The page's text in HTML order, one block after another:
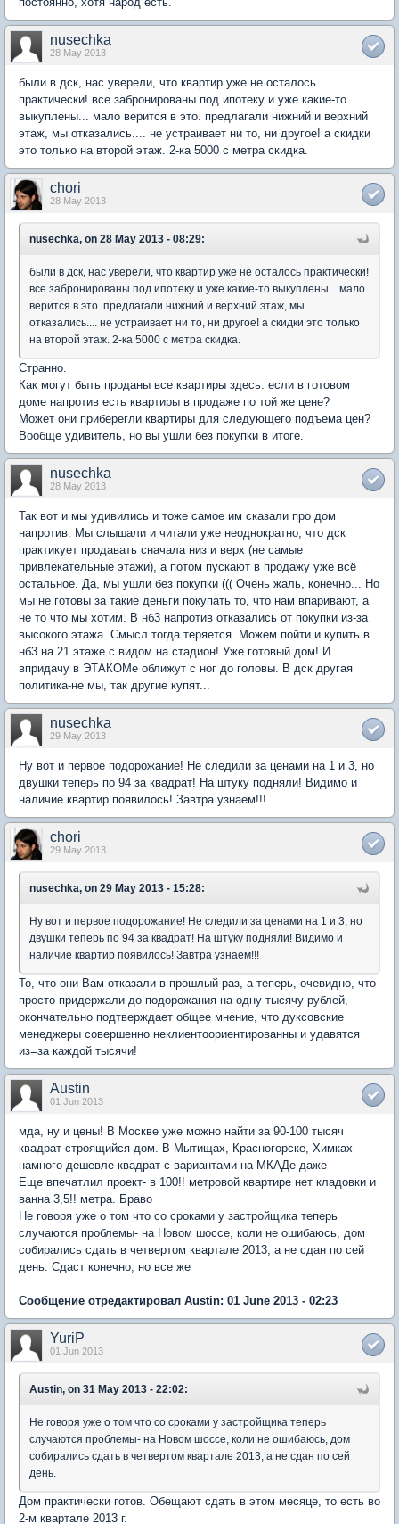
nusechka
28 May 2013
были в дск, нас уверели, что квартир уже не осталось
практически! все забронированы под ипотеку и уже какие-то
выкуплены... мало верится в это. предлагали нижний и верхний
этаж, мы отказались.... не устраивает ни то, ни другое! а скидки
это только на второй этаж. 2-ка 5000 с метра скидка.
chori
28 May 2013
nusechka, on 28 May 2013 - 08:29:
были в дск, нас уверели, что квартир уже не осталось практически!
все забронированы под ипотеку и уже какие-то выкуплены... мало
верится в это. предлагали нижний и верхний этаж, мы
отказались.... не устраивает ни то, ни другое! а скидки это только
на второй этаж. 2-ка 5000 с метра скидка.
Странно.
Как могут быть проданы все квартиры здесь. если в готовом
доме напротив есть квартиры в продаже по той же цене?
Может они приберегли квартиры для следующего подъема цен?
Вообще удивитель, но вы ушли без покупки в итоге.
nusechka
28 May 2013
Так вот и мы удивились и тоже самое им сказали про дом
напротив. Мы слышали и читали уже неоднократно, что дск
практикует продавать сначала низ и верх (не самые
привлекательные этажи), а потом пускают в продажу уже всё
остальное. Да, мы ушли без покупки ((( Очень жаль, конечно... Но
мы не готовы за такие деньги покупать то, что нам впаривают, а
не то что мы хотим. В нб3 напротив отказались от покупки из-за
высокого этажа. Смысл тогда теряется. Можем пойти и купить в
нб3 на 21 этаже с видом на стадион! Уже готовый дом! И
впридачу в ЭТАКОМе оближут с ног до головы. В дск другая
политика-не мы, так другие купят...
nusechka
29 May 2013
Ну вот и первое подорожание! Не следили за ценами на 1 и 3, но
двушки теперь по 94 за квадрат! На штуку подняли! Видимо и
наличие квартир появилось! Завтра узнаем!!!
chori
29 May 2013
nusechka, on 29 May 2013 - 15:28:
Ну вот и первое подорожание! Не следили за ценами на 1 и 3, но
двушки теперь по 94 за квадрат! На штуку подняли! Видимо и
наличие квартир появилось! Завтра узнаем!!!
То, что они Вам отказали в прошлый раз, а теперь, очевидно, что
просто придержали до подорожания на одну тысячу рублей,
окончательно подтверждает общее мнение, что дуксовские
менеджеры совершенно неклиентоориентированны и удавятся
из=за каждой тысячи!
Austin
01 Jun 2013
мда, ну и цены! В Москве уже можно найти за 90-100 тысяч
квадрат строящийся дом. В Мытищах, Красногорске, Химках
намного дешевле квадрат с вариантами на МКАДе даже
Еще впечатлил проект- в 100!! метровой квартире нет кладовки и
ванна 3,5!! метра. Браво
Не говоря уже о том что со сроками у застройщика теперь
случаются проблемы- на Новом шоссе, коли не ошибаюсь, дом
собирались сдать в четвертом квартале 2013, а не сдан по сей
день. Сдаст конечно, но все же
Сообщение отредактировал Austin: 01 June 2013 - 02:23
YuriP
01 Jun 2013
Austin, on 31 May 2013 - 22:02:
Не говоря уже о том что со сроками у застройщика теперь
случаются проблемы- на Новом шоссе, коли не ошибаюсь, дом
собирались сдать в четвертом квартале 2013, а не сдан по сей
день.
Дом практически готов. Обещают сдать в этом месяце, то есть во
2-м квартале 2013 г.